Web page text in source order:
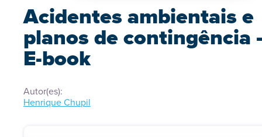
Acidentes ambientais e
planos de contingência
E-book
Autor(es):
Henrique Chupil